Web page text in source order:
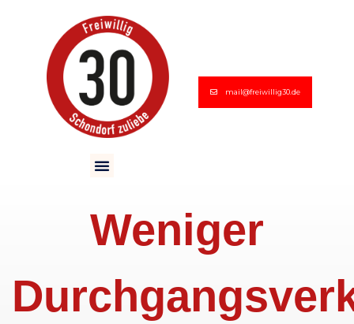
mail@freiwillig30.de
Weniger